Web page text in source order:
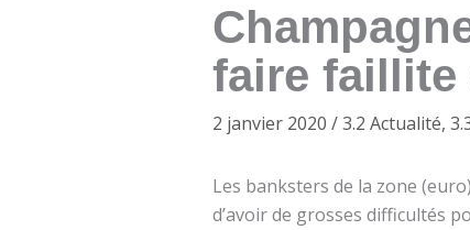
faire faillite
2 janvier 2020 /3.2 Actualité,
Les banksters de la zone
d’avoir de grosses difficultés